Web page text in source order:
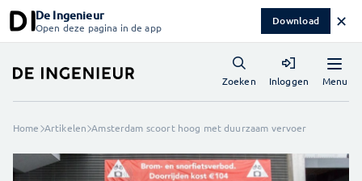
De Ingenieur
Open deze pagina in de app Download ✕
Menu
Zoeken Inloggen
Home Artikelen Amsterdam scoort hoog met duurzaam vervoer